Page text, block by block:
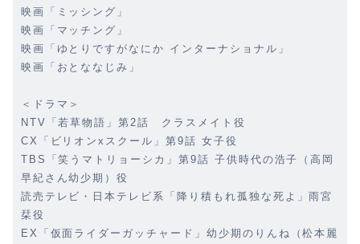
映画「ミッシング」
映画「マッチング」
映画「ゆとりですがなにか インターナショナル」
映画「おとななじみ」
＜ドラマ＞
NTV「若草物語」第2話 クラスメイト役
CX「ビリオンxスクール」第9話 女子役
TBS「笑うマトリョーシカ」第9話 子供時代の浩子（高岡
早紀さん幼少期）役
読売テレビ・日本テレビ系「降り積もれ孤独な死よ」雨宮
栞役
EX「仮面ライダーガッチャード」幼少期のりんね（松本麗